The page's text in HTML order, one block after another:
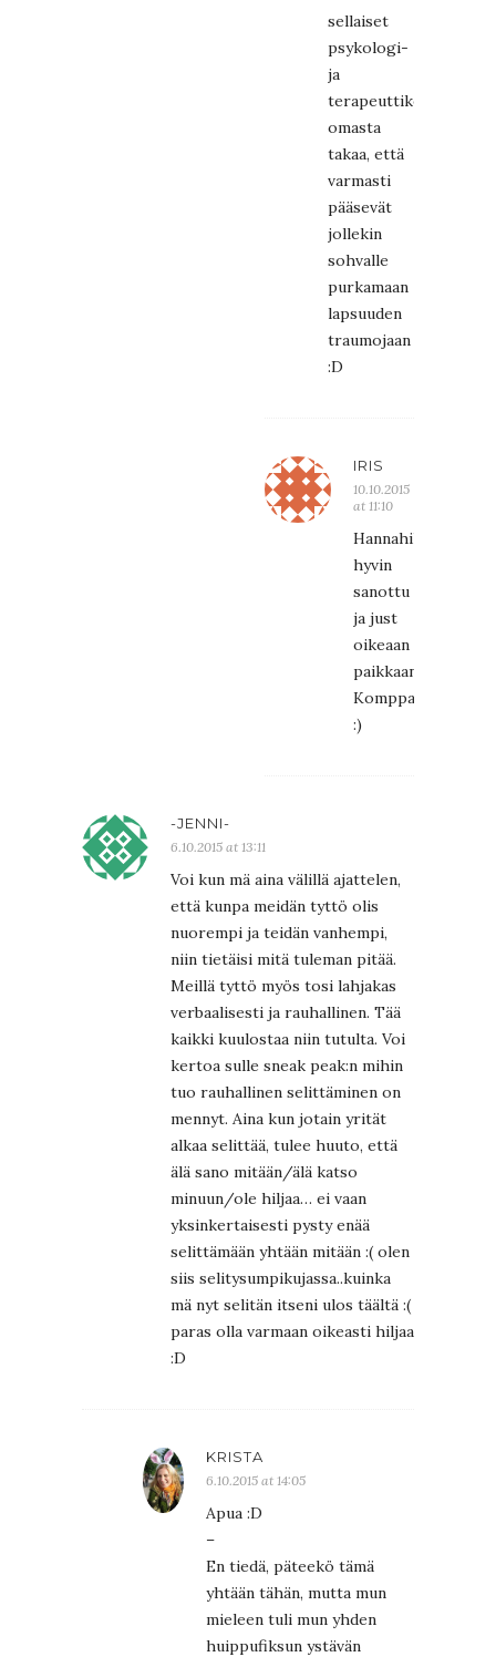
sellaiset
psykologi-
ja
terapeuttikeskittymät
omasta
takaa, että
varmasti
pääsevät
jollekin
sohvalle
purkamaan
lapsuuden
traumojaan
:D
IRIS
10.10.2015
at 11:10
Hannahilta
hyvin
sanottu
ja just
oikeaan
paikkaan.
Komppaan
:)
-JENNI-
6.10.2015 at 13:11
Voi kun mä aina välillä ajattelen,
että kunpa meidän tyttö olis
nuorempi ja teidän vanhempi,
niin tietäisi mitä tuleman pitää.
Meillä tyttö myös tosi lahjakas
verbaalisesti ja rauhallinen. Tää
kaikki kuulostaa niin tutulta. Voi
kertoa sulle sneak peak:n mihin
tuo rauhallinen selittäminen on
mennyt. Aina kun jotain yrität
alkaa selittää, tulee huuto, että
älä sano mitään/älä katso
minuun/ole hiljaa… ei vaan
yksinkertaisesti pysty enää
selittämään yhtään mitään :( olen
siis selitysumpikujassa..kuinka
mä nyt selitän itseni ulos täältä :(
paras olla varmaan oikeasti hiljaa
:D
KRISTA
6.10.2015 at 14:05
Apua :D
–
En tiedä, päteekö tämä
yhtään tähän, mutta mun
mieleen tuli mun yhden
huippufiksun ystävän